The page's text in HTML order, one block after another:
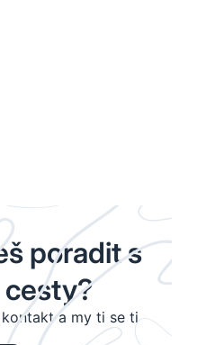
poradit s
a my ti se ti